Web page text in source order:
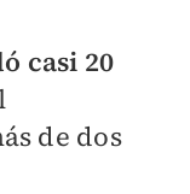
casi 20
de dos